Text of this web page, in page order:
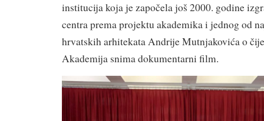
institucija koja je započela još 2000. godine
centra prema projektu akademika i jednog od
hrvatskih arhitekata Andrije Mutnjakovića o
Akademija snima dokumentarni film.